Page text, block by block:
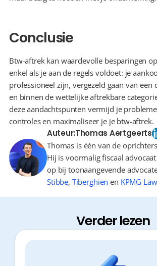
Conclusie
Btw-aftrek kan waardevolle besparingen
enkel als je aan de regels voldoet: je
professioneel zijn, vergezeld gaan van een
en binnen de wettelijke aftrekbare
deze aandachtspunten vermijd je
controles en maximaliseer je je btw-aftrek.
Auteur:Thomas Aertgeerts
Thomas is één van de
Hij is voormalig fiscaal
op bij toonaangevende
Stibbe, Tiberghien en KPMG Law
Verder lezen